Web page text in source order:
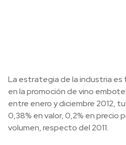
La estrategia de la industria es
en la promoción de vino
entre enero y diciembre 2012,
0,38% en valor, 0,2% en precio
volumen, respecto del 2011.